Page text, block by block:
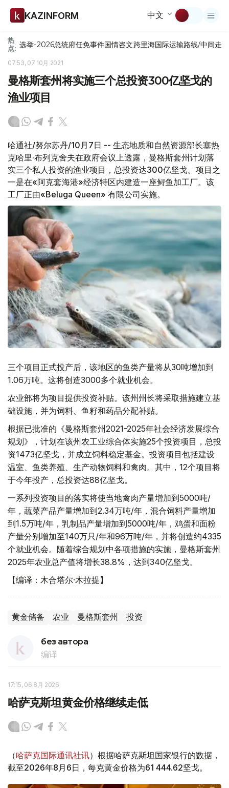
KAZINFORM 中文
热
点: 选举-2026总统府任免事件国情咨文跨里海国际运输路线/中间走廊
07:53, 07 10月 2021
曼格斯套州将实施三个总投资300亿坚戈的
渔业项目
哈通社/努尔苏丹/10月7日 -- 生态地质和自然资源部长塞热
克哈里·布列克舍夫在政府会议上透露，曼格斯套州计划落
实三个私人投资的渔业项目，总投资达300亿坚戈。项目之
一是在«阿克套海港»经济特区内建造一座鲟鱼加工厂。该
工厂正由«Beluga Queen» 有限公司实施。
三个项目正式投产后，该地区的鱼类产量将从30吨增加到
1.06万吨。这将创造3000多个就业机会。
农业部将为项目提供投资补贴。该州州长将采取措施建立基
础设施，并为饲料、鱼籽和药品分配补贴。
根据已批准的《曼格斯套州2021-2025年社会经济发展综合
规划》，计划在该州农工业综合体实施25个投资项目，总投
资1473亿坚戈，并成立饲料稳定基金。投资项目包括建设
温室、鱼类养殖、生产动物饲料和禽肉。其中，12个项目将
于今年投产，总投资达88亿坚戈。
一系列投资项目的落实将使当地禽肉产量增加到5000吨/
年，蔬菜产品产量增加到2.34万吨/年，混合饲料产量增加
到1.5万吨/年，乳制品产量增加到5000吨/年，鸡蛋和面粉
产量分别增加至140万只/年和96万吨/年，并将创造约4335
个就业机会。随着综合规划中各项措施的实施，曼格斯套州
2025年农业总产值将增长38.8%，达到340亿坚戈。
【编译：木合塔尔·木拉提】
黄金储备 农业 曼格斯套州 投资
без автора
编译
17:15, 06 8月 2026
哈萨克斯坦黄金价格继续走低
（哈萨克国际通讯社讯）根据哈萨克斯坦国家银行的数据，
截至2026年8月6日，每克黄金价格为61 444.62坚戈。